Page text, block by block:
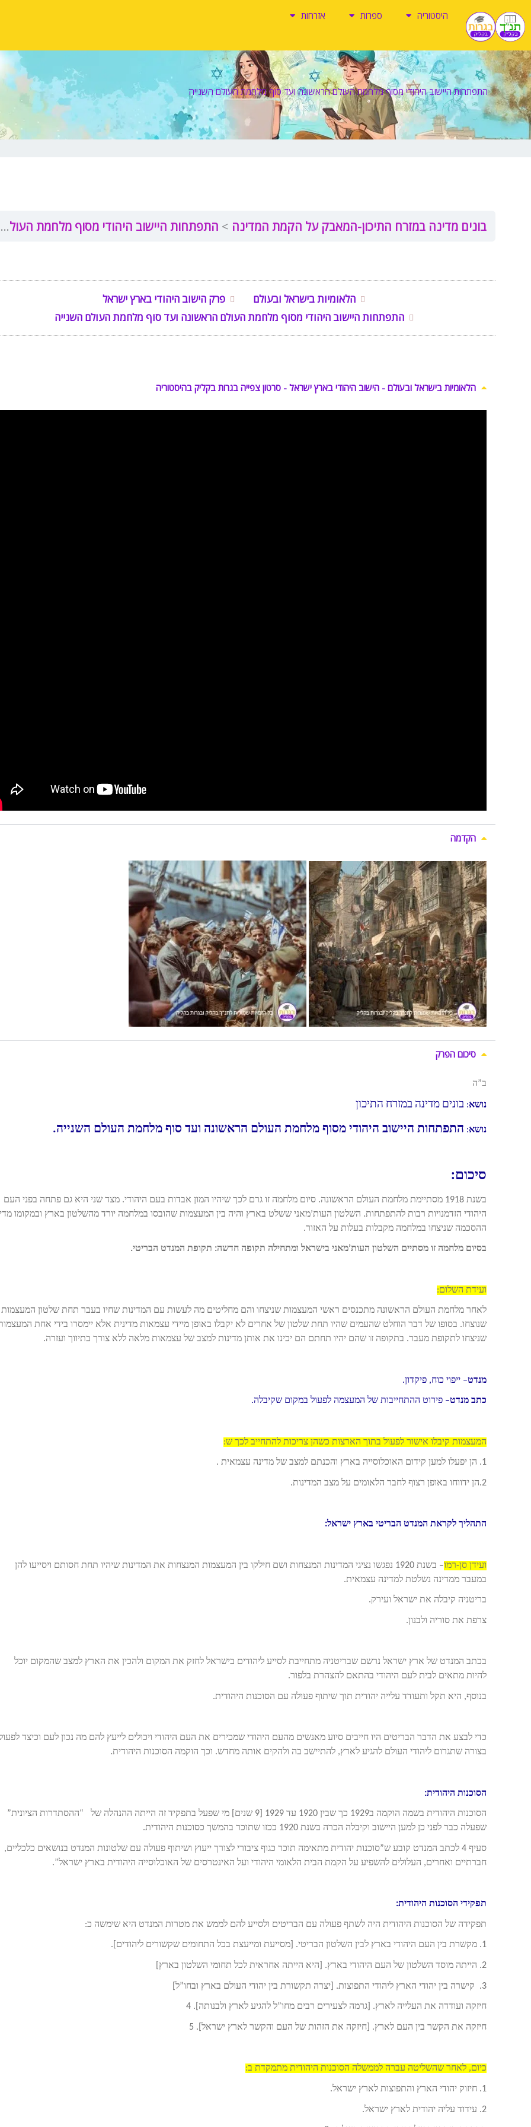
לתוכן
היסטוריה ספרות אזרחות
התפתחות היישוב היהודי מסוף מלחמת העולם הראשונה ועד סוף מלחמת העולם השנייה
בונים מדינה במזרח התיכון-המאבק על הקמת המדינה התפתחות היישוב היהודי מסוף מלחמת העולם הראשונה ועד סוף מלחמת העולם השנייה
הלאומיות בישראל ובעולם
פרק הישוב היהודי בארץ ישראל
התפתחות היישוב היהודי מסוף מלחמת העולם הראשונה ועד סוף מלחמת העולם השנייה
הלאומיות בישראל ובעולם - הישוב היהודי בארץ ישראל - סרטון צפייה בגרות בקליק בהיסטוריה
הקדמה
סיכום הפרק
ב”ה
נושא: בונים מדינה במזרח התיכון
נושא: התפתחות היישוב היהודי מסוף מלחמת העולם הראשונה ועד סוף מלחמת העולם השנייה.
סיכום:
בשנת 1918 מסתיימת מלחמת העולם הראשונה. סיום מלחמה זו גרם לכך שיהיו המון אבדות בעם היהודי. מצד שני היא גם פתחה בפני העם
היהודי הזדמנויות רבות להתפתחות. השלטון העות’מאני ששלט בארץ והיה בין המעצמות שהובסו במלחמה יורד מהשלטון בארץ ובמקומו
ההסכמה שניצחו במלחמה מקבלות בעלות על האזור.
בסיום מלחמה זו מסתיים השלטון העות’מאני בישראל ומתחילה תקופה חדשה: תקופת המנדט הבריטי.
ועידת השלום:
לאחר מלחמת העולם הראשונה מתכנסים ראשי המעצמות שניצחו והם מחליטים מה לעשות עם המדינות שחיו בעבר תחת שלטון המעצמות
שנוצחו. בסופו של דבר הוחלט שהעמים שהיו תחת שלטון של אחרים לא יקבלו באופן מיידי עצמאות מדינית אלא יימסרו בידי אחת
שניצחו לתקופת מעבר. בתקופה זו שהם יהיו תחתם הם יכינו את אותן מדינות למצב של עצמאות מלאה ללא צורך בתיווך ועזרה.
מנדט– ייפוי כוח, פיקדון.
כתב מנדט– פירוט ההתחייבות של המעצמה לפעול במקום שקיבלה.
המעצמות קיבלו אישור לפעול בתוך הארצות כשהן צריכות להתחייב לכך ש:
1. הן יפעלו למען קידום האוכלוסייה בארץ והכנתם למצב של מדינה עצמאית .
2.הן ידווחו באופן רצוף לחבר הלאומים על מצב המדינות.
התהליך לקראת המנדט הבריטי בארץ ישראל:
ועידן סן-רמו
– בשנת 1920 נפגשו נציגי המדינות המנצחות ושם חילקו בין המעצמות המנצחות את המדינות שיהיו תחת חסותם ויסייעו להן
במעבר ממדינה נשלטת למדינה עצמאית.
בריטניה קיבלה את ישראל ועירק.
צרפת את סוריה ולבנון.
בכתב המנדט של ארץ ישראל נרשם שבריטניה מתחייבת לסייע ליהודים בישראל לחזק את המקום ולהכין את הארץ למצב שהמקום יוכל
להיות מתאים לבית לעם היהודי בהתאם להצהרת בלפור.
בנוסף, היא תקל ותעודד עלייה יהודית תוך שיתוף פעולה עם הסוכנות היהודית.
כדי לבצע את הדבר הבריטים היו חייבים סיוע מאנשים מהעם היהודי שמכירים את העם היהודי ויכולים לייעץ להם מה נכון לעם וכיצד
בצורה שתגרום ליהודי העולם להגיע לארץ, להתיישב בה ולהקים אותה מחדש. וכך הוקמה הסוכנות היהודית.
הסוכנות היהודית:
הסוכנות היהודית בשמה הוקמה ב1929 כך שבין 1920 עד 1929 [9 שנים] מי שפעל בתפקיד זה הייתה ההנהלה של “ההסתדרות הציונית”
שפעלה כבר לפני כן למען היישוב וקיבלה הכרה בשנת 1920 ככזו שתוכר בהמשך כסוכנות היהודית.
סעיף 4 לכתב המנדט קובע ש”סוכנות יהודית מתאימה תוכר כגוף ציבורי לצורך ייעוץ ושיתוף פעולה עם שלטונות המנדט בנושאים כלכליים,
חברתיים ואחרים, העלולים להשפיע על הקמת הבית הלאומי היהודי ועל האינטרסים של האוכלוסייה היהודית בארץ ישראל”.
תפקידי הסוכנות היהודית:
תפקידה של הסוכנות היהודית היה לשתף פעולה עם הבריטים ולסייע להם לממש את מטרות המנדט היא שימשה כ:
1. מקשרת בין העם היהודי בארץ לבין השלטון הבריטי. [מסייעת ומייעצת בכל התחומים שקשורים ליהודים].
2. הייתה מוסד השלטון של העם היהודי בארץ. [היא הייתה אחראית לכל תחומי השלטון בארץ]
3. קישרה בין יהודי הארץ ליהודי התפוצות. [יצרה תקשורת בין יהודי העולם בארץ ובחו”ל]
חיזקה ועודדה את העלייה לארץ. [גרמה לצעירים רבים מחו”ל להגיע לארץ ולבנותה]. 4
חיזקה את הקשר בין העם לארץ. [חיזקה את הזהות של העם והקשר לארץ ישראל]. 5
כיום, לאחר שהשליטה עברה לממשלה הסוכנות היהודית מתמקדת ב:
1. חיזוק יהודי הארץ והתפוצות לארץ ישראל.
2. עידוד עליה יהודית לארץ ישראל.